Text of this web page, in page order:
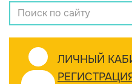
ЛИЧНЫЙ